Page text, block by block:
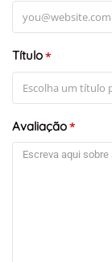
Título*
Avaliação*